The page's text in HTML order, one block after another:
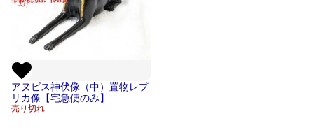
アヌビス神伏像（中）置物レプ
リカ像【宅急便のみ】
売り切れ